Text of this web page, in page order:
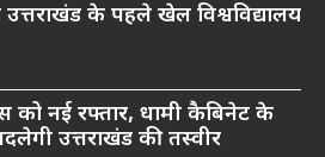
के पहले खेल विश्वविद्यालय
नई रफ्तार, धामी कैबिनेट के
उत्तराखंड की तस्वीर